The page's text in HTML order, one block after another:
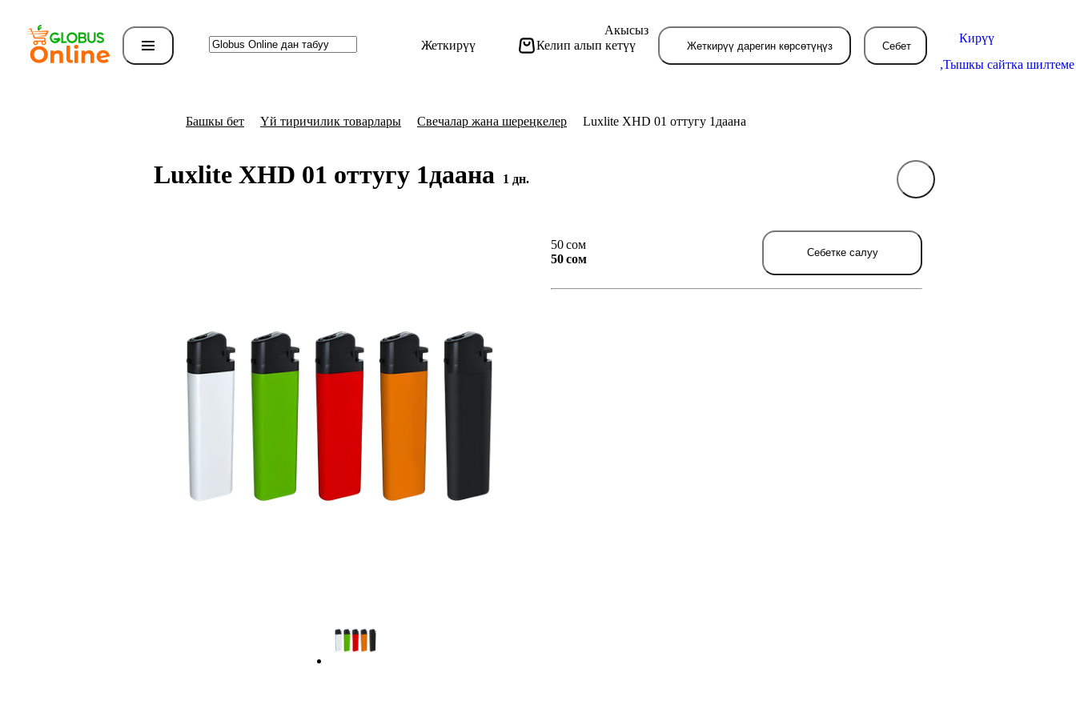
Жеткирүү Келип алып кетүү
Акысыз
Жеткирүү дарегин көрсөтүңүз Себет
Кирүү
,Тышкы сайтка шилтеме
Башкы бет Үй тиричилик товарлары Свечалар жана шереңкелер Luxlite XHD 01 оттугу 1даана
Luxlite XHD 01 оттугу 1даана 1 дн.
50 сом
50 сом
Себетке салуу
Бул жерде сиз буйрутма берген
товарлар пайда болот.